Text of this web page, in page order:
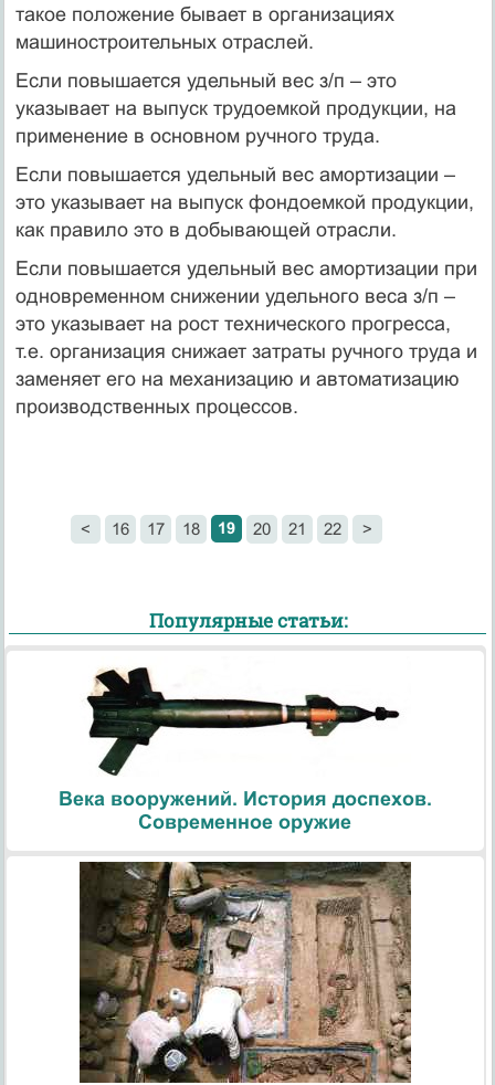
такое положение бывает в организациях
машиностроительных отраслей.
Если повышается удельный вес з/п – это
указывает на выпуск трудоемкой продукции, на
применение в основном ручного труда.
Если повышается удельный вес амортизации –
это указывает на выпуск фондоемкой продукции,
как правило это в добывающей отрасли.
Если повышается удельный вес амортизации при
одновременном снижении удельного веса з/п –
это указывает на рост технического прогресса,
т.е. организация снижает затраты ручного труда и
заменяет его на механизацию и автоматизацию
производственных процессов.
< 16 17 18 19 20 21 22 >
Популярные статьи:
Века вооружений. История доспехов.
Современное оружие